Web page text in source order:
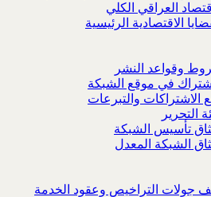
العراقي الكلي
الاقتصادية الرئيسية
وقواعد النشر
في موقع الشبكة
الاشتراكات والتبرعات
التحرير
تأسيس الشبكة
الشبكة المعدل
جولات التراخيص وعقود الخدمة